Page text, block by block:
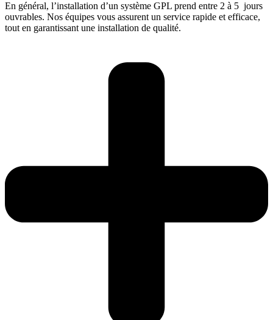
En général, l’installation d’un système GPL prend entre 2 à 5 jours
ouvrables. Nos équipes vous assurent un service rapide et efficace,
tout en garantissant une installation de qualité.